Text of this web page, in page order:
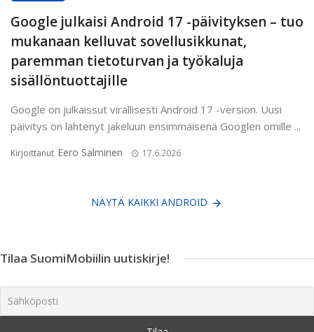
Google julkaisi Android 17 -päivityksen – tuo
mukanaan kelluvat sovellusikkunat,
paremman tietoturvan ja työkaluja
sisällöntuottajille
Google on julkaissut virallisesti Android 17 -version. Uusi
päivitys on lähtenyt jakeluun ensimmäisenä Googlen omille ...
Kirjoittanut Eero Salminen 17.6.2026
NÄYTÄ KAIKKI ANDROID
Tilaa SuomiMobiilin uutiskirje!